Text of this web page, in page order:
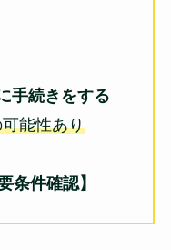
手続きをする
能性あり
条件確認】